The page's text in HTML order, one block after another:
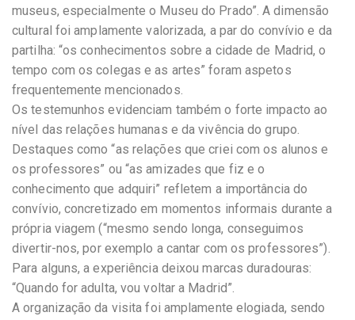
museus, especialmente o Museu do Prado”. A dimensão
cultural foi amplamente valorizada, a par do convívio e da
partilha: “os conhecimentos sobre a cidade de Madrid, o
tempo com os colegas e as artes” foram aspetos
frequentemente mencionados.
Os testemunhos evidenciam também o forte impacto ao
nível das relações humanas e da vivência do grupo.
Destaques como “as relações que criei com os alunos e
os professores” ou “as amizades que fiz e o
conhecimento que adquiri” refletem a importância do
convívio, concretizado em momentos informais durante a
própria viagem (“mesmo sendo longa, conseguimos
divertir-nos, por exemplo a cantar com os professores”).
Para alguns, a experiência deixou marcas duradouras:
“Quando for adulta, vou voltar a Madrid”.
A organização da visita foi amplamente elogiada, sendo